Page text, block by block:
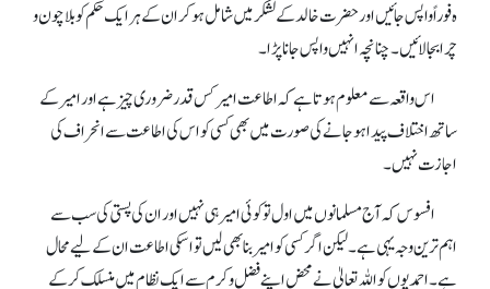
ہ فوراً واپس جائیں اور حضرت خالد کے لشکر میں شامل ہو کر ان کے ہر ایک حکم کو بلا چون و
چرا بجا لائیں۔ چنانچہ انہیں واپس جانا پڑا۔
اس واقعہ سے معلوم ہوتاہے کہ اطاعت امیر کس قدر ضروری چیز ہے اور امیر کے
ساتھ اختلاف پیدا ہوجانے کی صورت میں بھی کسی کو اس کی اطاعت سے انحراف کی
اجازت نہیں۔
افسوس کہ آج مسلمانوں میں اول تو کوئی امیر ہی نہیں اور ان کی پستی کی سب سے
اہم ترین وجہ یہی ہے۔ لیکن اگر کسی کو امیر بنا بھی لیں تو اسکی اطاعت ان کے لیے محال
ہے۔ احمدیوں کو اللہ تعالیٰ نے محض اپنے فضل و کرم سے ایک نظام میں منسلک کر کے